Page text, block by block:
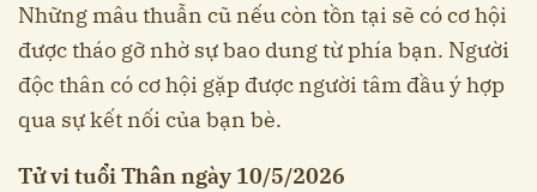
Những mâu thuẫn cũ nếu còn tồn tại sẽ có cơ hội
được tháo gỡ nhờ sự bao dung từ phía bạn. Người
độc thân có cơ hội gặp được người tâm đầu ý hợp
qua sự kết nối của bạn bè.
Tử vi tuổi Thân ngày 10/5/2026